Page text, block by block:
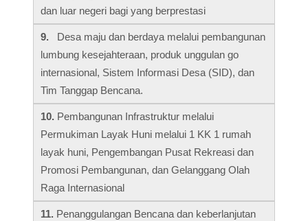
dan luar negeri bagi yang berprestasi
9.
Desa maju dan berdaya melalui pembangunan
lumbung kesejahteraan, produk unggulan go
internasional, Sistem Informasi Desa (SID), dan
Tim Tanggap Bencana.
10. Pembangunan Infrastruktur melalui
Permukiman Layak Huni melalui 1 KK 1 rumah
layak huni, Pengembangan Pusat Rekreasi dan
Promosi Pembangunan, dan Gelanggang Olah
Raga Internasional
11. Penanggulangan Bencana dan keberlanjutan